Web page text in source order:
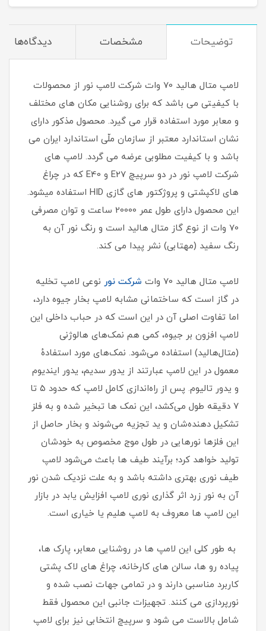
توضیحات مشخصات دیدگاه‌ها
لامپ متال هالید 70 وات شرکت لامپ نور از محصولات
با کیفیتی می باشد که برای روشنایی مکان های مختلف
و معابر مورد استفاده قرار می گیرد. محصول مذکور دارای
نشان استاندارد معتبر از سازمان ملّی استاندارد ایران می
باشد و با کیفیت مطلوبی عرضه می گردد. لامپ های
شرکت لامپ نور در دو سرپیچ E27 و E40 که در چراغ
های لاکپشتی و پروژکتور های گازی HID استفاده میشود.
این محصول دارای طول عمر 20000 ساعت و توان مصرفی
70 وات از نوع گاز متال هالید است و رنگ نور آن به
رنگ سفید (مهتابی) نشر پیدا می کند.
لامپ متال‌ هالید 70 وات شرکت نور نوعی لامپ تخلیه
در گاز است که ساختمانی مشابه لامپ بخار جیوه دارد،
اما تفاوت اصلی آن در این است که در حباب داخلی این
لامپ افزون بر جیوه، کمی هم نمک‌های هالوژنی
(متال‌هالید) استفاده می‌شود. نمک‌های مورد استفادهٔ
معمول در این لامپ عبارتند از یدور سدیم، یدور ایندیوم
و یدور تالیوم. پس از راه‌اندازی کامل لامپ که حدود ۵ تا
۷ دقیقه طول می‌کشد، این نمک‌ ها تبخیر شده و به فلز
تشکیل‌ دهنده‌شان و ید تجزیه می‌شوند و بخار حاصل از
این فلزها نورهایی در طول موج مخصوص به خودشان
تولید خواهد کرد؛ برآیند طیف‌ ها باعث می‌شود لامپ
طیف نوری بهتری داشته باشد و به علت نزدیک‌ شدن نور
آن به نور زرد اثر گذاری نوری لامپ افزایش یابد در بازار
این لامپ ها معروف به لامپ هلیم یا خیاری است.
به طور کلی این لامپ ها در روشنایی معابر، پارک ها،
پیاده رو ها، سالن های کارخانه، چراغ های لاک پشتی
کاربرد مناسبی دارند و در تمامی جهات نصب شده و
نورپردازی می کنند. تجهیزات جانبی این محصول فقط
شامل بالاست می شود و سرپیچ انتخابی نیز برای لامپ